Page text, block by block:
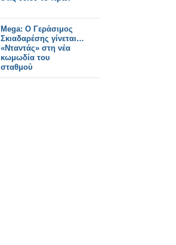
Mega: Ο Γεράσιμος
Σκιαδαρέσης γίνεται…
«Νταντάς» στη νέα
κωμωδία του
σταθμού